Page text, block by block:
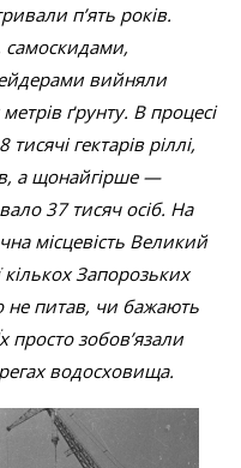
п’ять років.
самоскидами,
вийняли
ґрунту. В процесі
гектарів ріллі,
а щонайгірше —
37 тисяч осіб. На
місцевість Великий
кількох Запорозьких
не питав, чи бажають
просто зобов’язали
водосховища.